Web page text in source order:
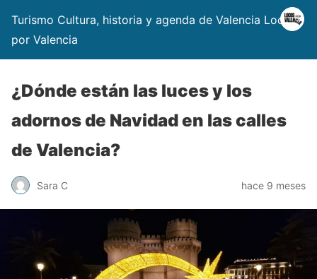
Turismo Cultura, historia y agenda de Valencia Locos
por Valencia
¿Dónde están las luces y los
adornos de Navidad en las calles
de Valencia?
Sara C hace 9 meses